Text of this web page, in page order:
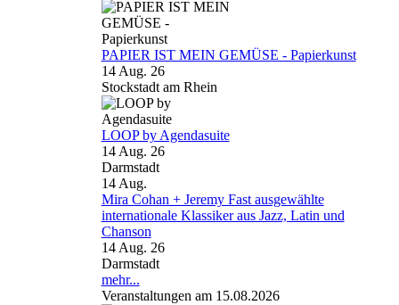
PAPIER IST MEIN GEMÜSE - Papierkunst
14 Aug. 26
Stockstadt am Rhein
LOOP by Agendasuite
14 Aug. 26
Darmstadt
14 Aug.
Mira Cohan + Jeremy Fast ausgewählte
internationale Klassiker aus Jazz, Latin und
Chanson
14 Aug. 26
Darmstadt
mehr...
Veranstaltungen am 15.08.2026